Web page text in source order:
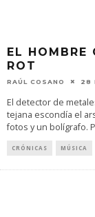
EL HOMBRE
ROT
RAÚL COSANO 28
El detector de
tejana escondía el
fotos y un bolígrafo. P
CRÓNICAS MÚSICA